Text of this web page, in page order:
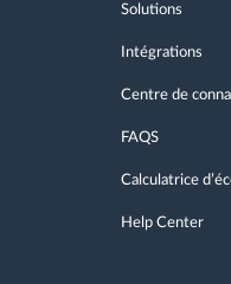
Solutions
Intégrations
Centre de
FAQS
Calculatrice
Help Center